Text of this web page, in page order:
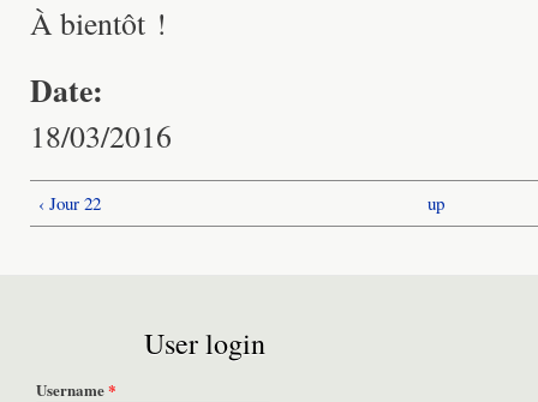
À bientôt !
Date:
18/03/2016
‹ Jour 22 up
User login
Username*